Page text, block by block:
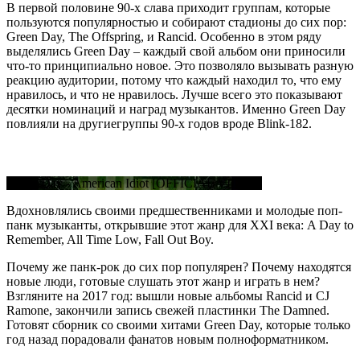
В первой половине 90-х слава приходит группам, которые
пользуются популярностью и собирают стадионы до сих пор:
Green Day, The Offspring, и Rancid. Особенно в этом ряду
выделялись Green Day – каждый свой альбом они приносили
что-то принципиально новое. Это позволяло вызывать разную
реакцию аудитории, потому что каждый находил то, что ему
нравилось, и что не нравилось. Лучше всего это показывают
десятки номинаций и наград музыкантов. Именно Green Day
повлияли на другиегруппы 90-х годов вроде Blink-182.
Green Day - American Idiot [OFFICIAL VIDEO]
Вдохновлялись своими предшественниками и молодые поп-
панк музыканты, открывшие этот жанр для XXI века: A Day to
Remember, All Time Low, Fall Out Boy.
Почему же панк-рок до сих пор популярен? Почему находятся
новые люди, готовые слушать этот жанр и играть в нем?
Взгляните на 2017 год: вышли новые альбомы Rancid и CJ
Ramone, закончили запись свежей пластинки The Damned.
Готовят сборник со своими хитами Green Day, которые только
год назад порадовали фанатов новым полноформатником.